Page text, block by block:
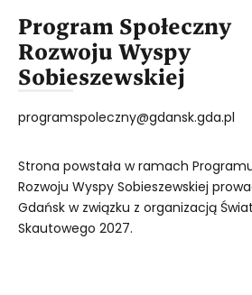
Program Społeczny
Rozwoju Wyspy
Sobieszewskiej
programspoleczny@gdansk.gda.pl
Strona powstała w ramach
Rozwoju Wyspy Sobieszewskiej
Gdańsk w związku z organizacją
Skautowego 2027.